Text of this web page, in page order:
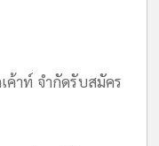
าท์ จำกัดรับสมัคร